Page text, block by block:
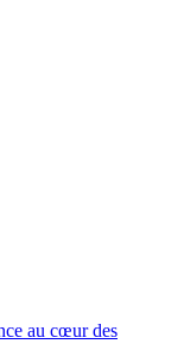
au cœur des